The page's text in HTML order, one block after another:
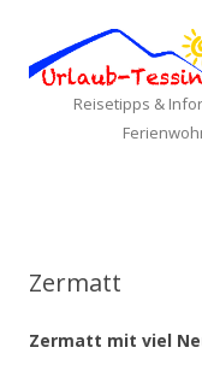
Reisetipps &
Zermatt
Zermatt mit viel